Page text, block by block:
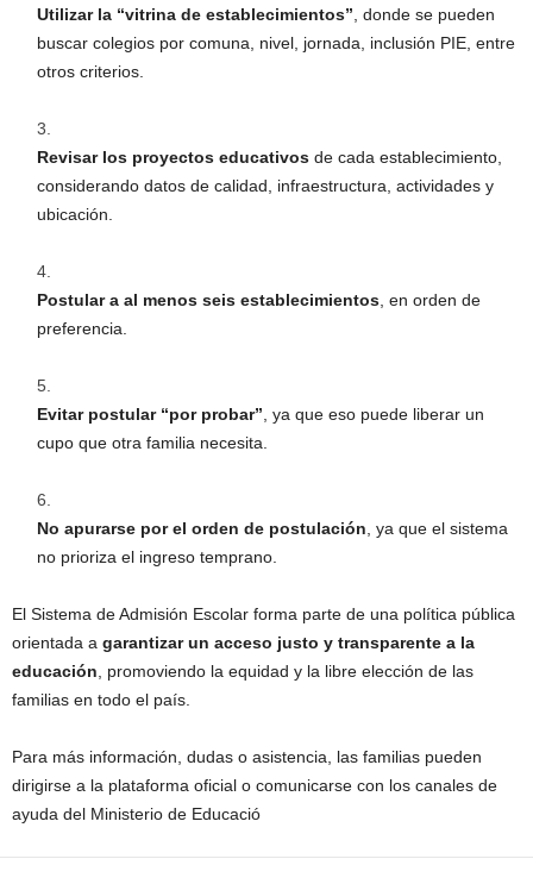
Utilizar la “vitrina de establecimientos” , donde se pueden
buscar colegios por comuna, nivel, jornada, inclusión PIE, entre
otros criterios.
Revisar los proyectos educativos de cada establecimiento,
considerando datos de calidad, infraestructura, actividades y
ubicación.
Postular a al menos seis establecimientos , en orden de
preferencia.
Evitar postular “por probar” , ya que eso puede liberar un
cupo que otra familia necesita.
No apurarse por el orden de postulación , ya que el sistema
no prioriza el ingreso temprano.
El Sistema de Admisión Escolar forma parte de una política pública
orientada a garantizar un acceso justo y transparente a la
educación , promoviendo la equidad y la libre elección de las
familias en todo el país.
Para más información, dudas o asistencia, las familias pueden
dirigirse a la plataforma oficial o comunicarse con los canales de
ayuda del Ministerio de Educació